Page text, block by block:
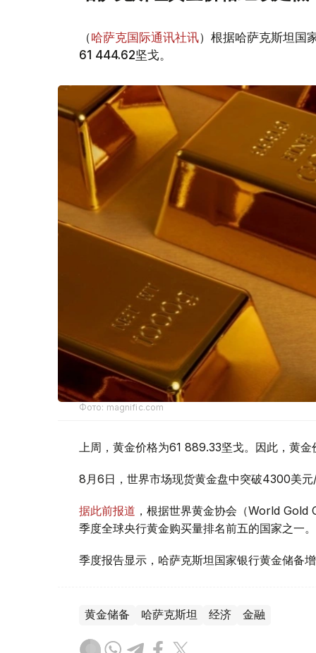
（哈萨克国际通讯社讯）根据哈萨克斯坦国
61 444.62坚戈。
Фото: magnific.com
上周，黄金价格为61 889.33坚戈。因此，黄
8月6日，世界市场现货黄金盘中突破4300美元
据此前报道 ，根据世界黄金协会（World
季度全球央行黄金购买量排名前五的国家之一。
季度报告显示，哈萨克斯坦国家银行黄金储备增
黄金储备 哈萨克斯坦 经济 金融